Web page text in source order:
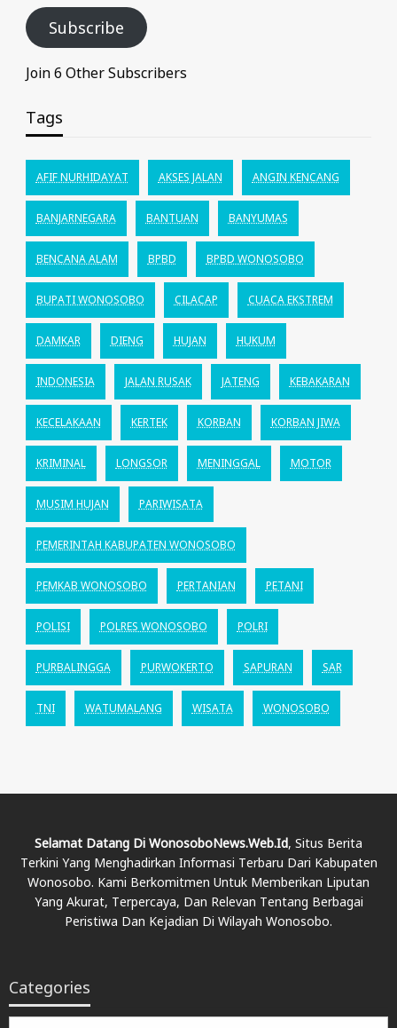
Subscribe
Join 6 Other Subscribers
Tags
AFIF NURHIDAYAT AKSES JALAN ANGIN KENCANG
BANJARNEGARA BANTUAN BANYUMAS
BENCANA ALAM BPBD BPBD WONOSOBO
BUPATI WONOSOBO CILACAP CUACA EKSTREM
DAMKAR DIENG HUJAN HUKUM
INDONESIA JALAN RUSAK JATENG KEBAKARAN
KECELAKAAN KERTEK KORBAN KORBAN JIWA
KRIMINAL LONGSOR MENINGGAL MOTOR
MUSIM HUJAN PARIWISATA
PEMERINTAH KABUPATEN WONOSOBO
PEMKAB WONOSOBO PERTANIAN PETANI
POLISI POLRES WONOSOBO POLRI
PURBALINGGA PURWOKERTO SAPURAN SAR
TNI WATUMALANG WISATA WONOSOBO
Selamat Datang Di WonosoboNews.web.id, Situs Berita
Terkini Yang Menghadirkan Informasi Terbaru Dari Kabupaten
Wonosobo. Kami Berkomitmen Untuk Memberikan Liputan
Yang Akurat, Terpercaya, Dan Relevan Tentang Berbagai
Peristiwa Dan Kejadian Di Wilayah Wonosobo.
Categories